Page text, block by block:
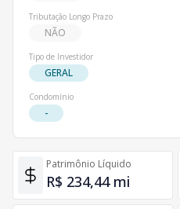
Tributação Longo Prazo
NÃO
Tipo de Investidor
GERAL
Condomínio
-
Patrimônio Líquido
R$ 234,44 mi